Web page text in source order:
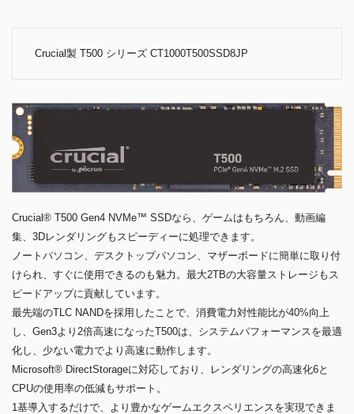
Crucial製 T500 シリーズ CT1000T500SSD8JP
Crucial® T500 Gen4 NVMe™ SSDなら、ゲームはもちろん、動画編
集、3Dレンダリングもスピーディーに処理できます。
ノートパソコン、デスクトップパソコン、マザーボードに簡単に取り付
けられ、すぐに使用できるのも魅力。最大2TBの大容量ストレージもス
ピードアップに貢献しています。
最先端のTLC NANDを採用したことで、消費電力対性能比が40%向上
し、Gen3より2倍高速になったT500は、システムパフォーマンスを最適
化し、少ない電力でより高速に動作します。
Microsoft® DirectStorageに対応しており、レンダリングの高速化6と
CPUの使用率の低減もサポート。
1基導入するだけで、より豊かなゲームエクスペリエンスを実現できま